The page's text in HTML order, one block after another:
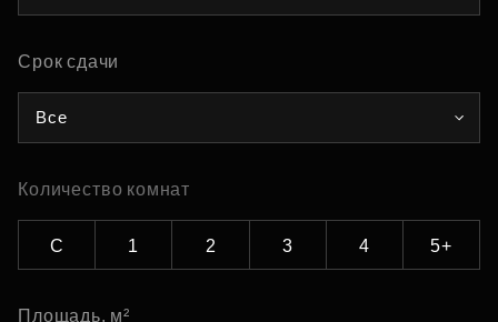
Срок сдачи
Все
Количество комнат
С 1 2 3 4 5+
Площадь, м²